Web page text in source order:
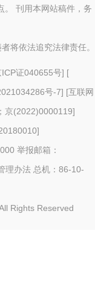
。 刊用本网站稿件，务
将依法追究法律责任。
ICP证040655号] [
号-7] [互联网
京(2022)0000119]
]
举报邮箱：
理办法 总机：86-10-
Rights Reserved